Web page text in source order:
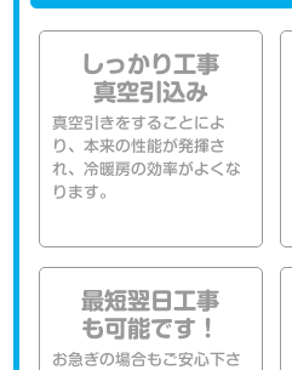
しっかり工事
真空引込み
真空引きをすることによ
り、本来の性能が発揮さ
れ、冷暖房の効率がよくな
ります。
最短翌日工事
も可能です！
お急ぎの場合もご安心下さ